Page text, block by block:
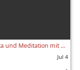
Im Licht der Stille | Spirituelle Weisheit, Vedanta und Meditation mit Swami Yogaswarupananda | 4/8
Jul 4